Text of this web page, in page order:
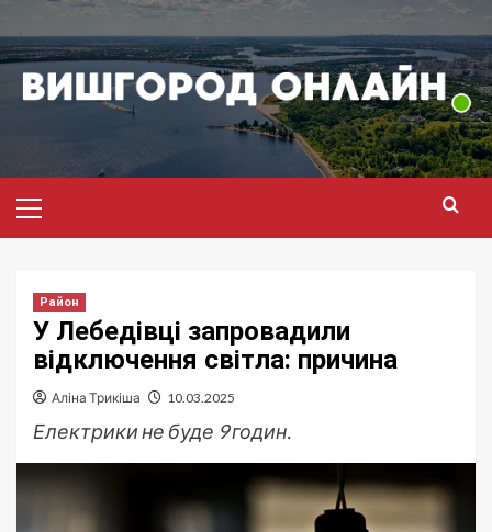
до
вмісту
меню
Район
У Лебедівці запровадили
відключення світла: причина
Аліна Трикіша 10.03.2025
Електрики не буде 9 годин.